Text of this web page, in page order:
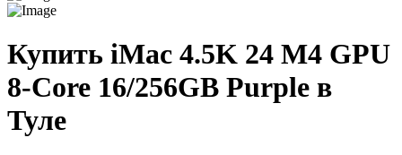
Купить iMac 4.5K 24 M4 GPU
8-Core 16/256GB Purple в
Туле